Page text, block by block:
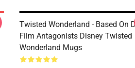
Twisted Wonderland - Based On
Film Antagonists Disney Twisted
Wonderland Mugs